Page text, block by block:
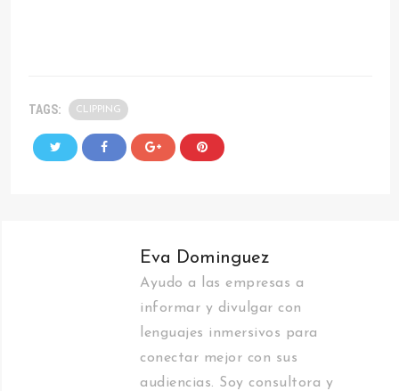
TAGS: CLIPPING
Eva Dominguez
Ayudo a las empresas a
informar y divulgar con
lenguajes inmersivos para
conectar mejor con sus
audiencias. Soy consultora y